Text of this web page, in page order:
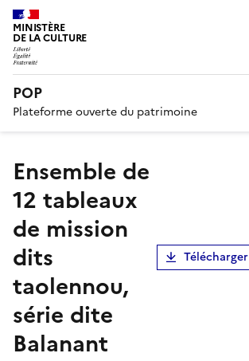
MINISTÈRE
DE LA CULTURE
POP
Plateforme ouverte du patrimoine
ensemble de
12 tableaux
de mission
dits
taolennou,
série dite
Balanant
Télécharger